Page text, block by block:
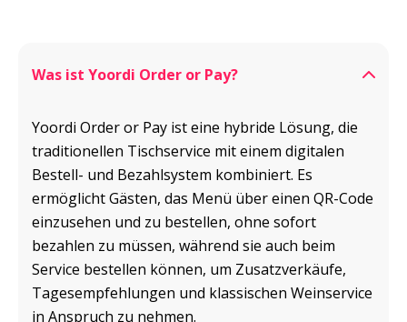
Was ist Yoordi Order or Pay?
Yoordi Order or Pay ist eine hybride Lösung, die
traditionellen Tischservice mit einem digitalen
Bestell- und Bezahlsystem kombiniert. Es
ermöglicht Gästen, das Menü über einen QR-Code
einzusehen und zu bestellen, ohne sofort
bezahlen zu müssen, während sie auch beim
Service bestellen können, um Zusatzverkäufe,
Tagesempfehlungen und klassischen Weinservice
in Anspruch zu nehmen.